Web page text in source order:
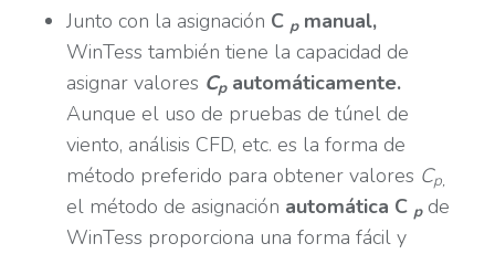
Junto con la asignación C p manual,
WinTess también tiene la capacidad de
asignar valores Cp automáticamente.
Aunque el uso de pruebas de túnel de
viento, análisis CFD, etc. es la forma de
método preferido para obtener valores Cp,
el método de asignación automática C p de
WinTess proporciona una forma fácil y